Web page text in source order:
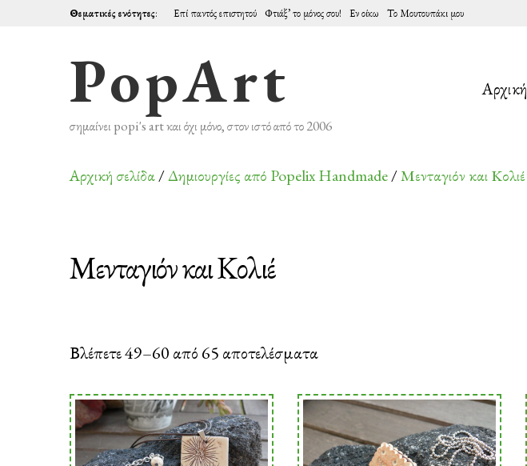
Θεματικές ενότητες: Επί παντός επιστητού Φτιάξ’ το μόνος σου! Εν οίκω Το Μουτουπάκι μου
PopArt
σημαίνει popi's art και όχι μόνο, στον ιστό από το 2006
Αρχική
Αρχική σελίδα/Δημιουργίες από Popelix Handmade/Μενταγιόν και Κολιέ
Μενταγιόν και Κολιέ
Βλέπετε 49–60 από 65 αποτελέσματαSorted
latest